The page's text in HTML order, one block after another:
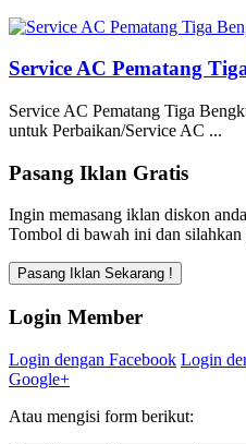
Service AC Pematang
Service AC Pematang Tiga
untuk Perbaikan/Service AC ...
Pasang Iklan Gratis
Ingin memasang iklan diskon
Tombol di bawah ini dan silahkan
Login Member
Login dengan Facebook Login
Google+
Atau mengisi form berikut: